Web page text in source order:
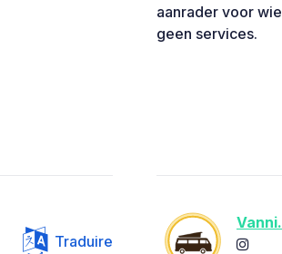
aanrader voor
geen services.
Traduire